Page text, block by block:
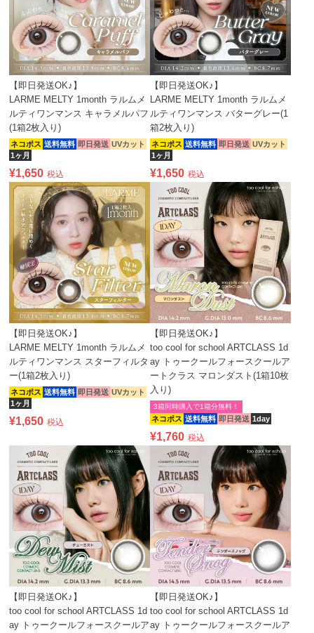
【即日発送OK♪】
LARME MELTY 1month ラルムメ
ルティワンマンス キャラメルパフ
(1箱2枚入り)
ネコポス 送料無料 即日発送 UVカット
1ヶ月
¥1,650 税込
【即日発送OK♪】
LARME MELTY 1month ラルムメ
ルティワンマンス バターグレー(1
箱2枚入り)
ネコポス 送料無料 即日発送 UVカット
1ヶ月
¥1,650 税込
【即日発送OK♪】
LARME MELTY 1month ラルムメ
ルティワンマンス スターフィルタ
ー(1箱2枚入り)
ネコポス 送料無料 即日発送 UVカット
1ヶ月
¥1,650 税込
【即日発送OK♪】
too cool for school ARTCLASS 1d
ay トゥークールフォースクールア
ートクラス マロンダスト(1箱10枚
入り)
ネコポス 送料無料 即日発送 1day
3箱同時購入で1箱分無料！
¥1,760 税込
【即日発送OK♪】
too cool for school ARTCLASS 1d
ay トゥークールフォースクールア
【即日発送OK♪】
too cool for school ARTCLASS 1d
ay トゥークールフォースクールア